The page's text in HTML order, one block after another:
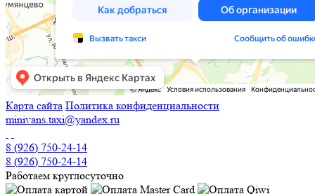
Карта сайта Политика конфиденциальности
minivans.taxi@yandex.ru
8 (926) 750-24-14
8 (926) 750-24-14
Работаем круглосуточно